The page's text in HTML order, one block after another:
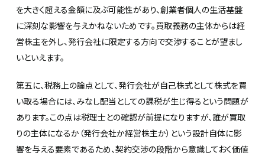
を大きく超える金額に及ぶ可能性があり、創業者個人の生活基盤
に深刻な影響を与えかねないためです。買取義務の主体からは経
営株主を外し、発行会社に限定する方向で交渉することが望まし
いといえます。
第五に、税務上の論点として、発行会社が自己株式として株式を買
い取る場合には、みなし配当としての課税が生じ得るという問題が
あります。この点は税理士との確認が前提になりますが、誰が買取
りの主体になるか（発行会社か経営株主か）という設計自体に影
響を与える要素であるため、契約交渉の段階から意識しておく価値